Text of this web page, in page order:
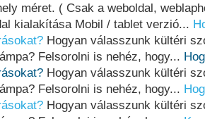
méret. ( Csak a weboldal,
kialakítása Mobil / tablet verzió...
Hogyan válasszunk kültéri
Felsorolni is nehéz, hogy...
Hogyan válasszunk kültéri
Felsorolni is nehéz, hogy...
Hogyan válasszunk kültéri